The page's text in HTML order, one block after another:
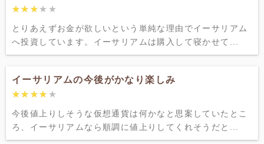
★★★★★
★★★★★
とりあえずお金が欲しいという単純な理由でイーサリアム
へ投資しています。イーサリアムは購入して寝かせて...
イーサリアムの今後がかなり楽しみ
★★★★★
★★★★★
今後値上りしそうな仮想通貨は何かなと思案していたとこ
ろ、イーサリアムなら順調に値上りしてくれそうだと...